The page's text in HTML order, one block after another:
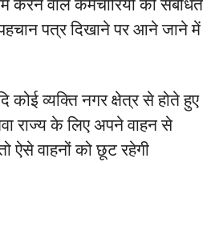
पत्र दिखाने पर आने जाने में
कोई व्यक्ति नगर क्षेत्र से होते हुए
राज्य के लिए अपने वाहन से
ऐसे वाहनों को छूट रहेगी